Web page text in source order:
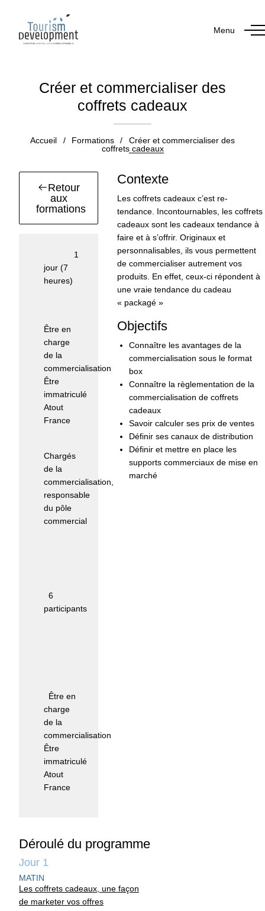
Menu
Créer et commercialiser des
coffrets cadeaux
Accueil / Formations /
Créer et commercialiser des
coffrets cadeaux
Retour
aux
formations
1
jour (7
heures)
Être en
charge
de la
commercialisation
Être
immatriculé
Atout
France
Chargés
de la
commercialisation,
responsable
du pôle
commercial
6
participants
Être en
charge
de la
commercialisation
Être
immatriculé
Atout
France
Contexte
Les coffrets cadeaux c’est re-
tendance. Incontournables, les coffrets
cadeaux sont les cadeaux tendance à
faire et à s’offrir. Originaux et
personnalisables, ils vous permettent
de commercialiser autrement vos
produits. En effet, ceux-ci répondent à
une vraie tendance du cadeau
« packagé »
Objectifs
Connaître les avantages de la
commercialisation sous le format
box
Connaître la règlementation de la
commercialisation de coffrets
cadeaux
Savoir calculer ses prix de ventes
Définir ses canaux de distribution
Définir et mettre en place les
supports commerciaux de mise en
marché
Déroulé du programme
Jour 1
MATIN
Les coffrets cadeaux, une façon
de marketer vos offres